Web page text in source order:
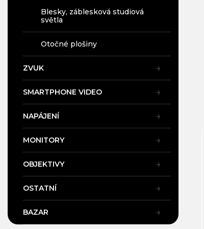
Blesky, záblesková studiová
světla
Otočné plošiny
ZVUK
SMARTPHONE VIDEO
NAPÁJENÍ
MONITORY
OBJEKTIVY
OSTATNÍ
BAZAR
EU prodlužovací
kabel (5m)
SKLADEM V PRAZE
EU prodlužovací
zásuvka 2x
SKLADEM V PRAZE